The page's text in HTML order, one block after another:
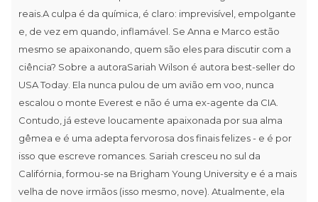
reais.A culpa é da química, é claro: imprevisível, empolgante
e, de vez em quando, inflamável. Se Anna e Marco estão
mesmo se apaixonando, quem são eles para discutir com a
ciência? Sobre a autoraSariah Wilson é autora best-seller do
USA Today. Ela nunca pulou de um avião em voo, nunca
escalou o monte Everest e não é uma ex-agente da CIA.
Contudo, já esteve loucamente apaixonada por sua alma
gêmea e é uma adepta fervorosa dos finais felizes - e é por
isso que escreve romances. Sariah cresceu no sul da
Califórnia, formou-se na Brigham Young University e é a mais
velha de nove irmãos (isso mesmo, nove). Atualmente, ela